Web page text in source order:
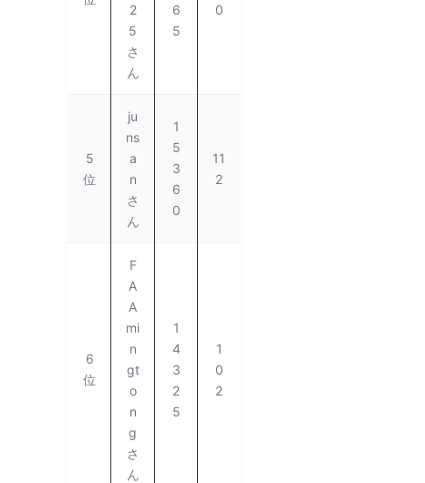
2
5
さ
ん
6
5
0
5
位
ju
ns
a
n
さ
ん
1
5
3
6
0
11
2
6
位
F
A
A
mi
n
gt
o
n
g
さ
ん
1
4
3
2
5
1
0
2